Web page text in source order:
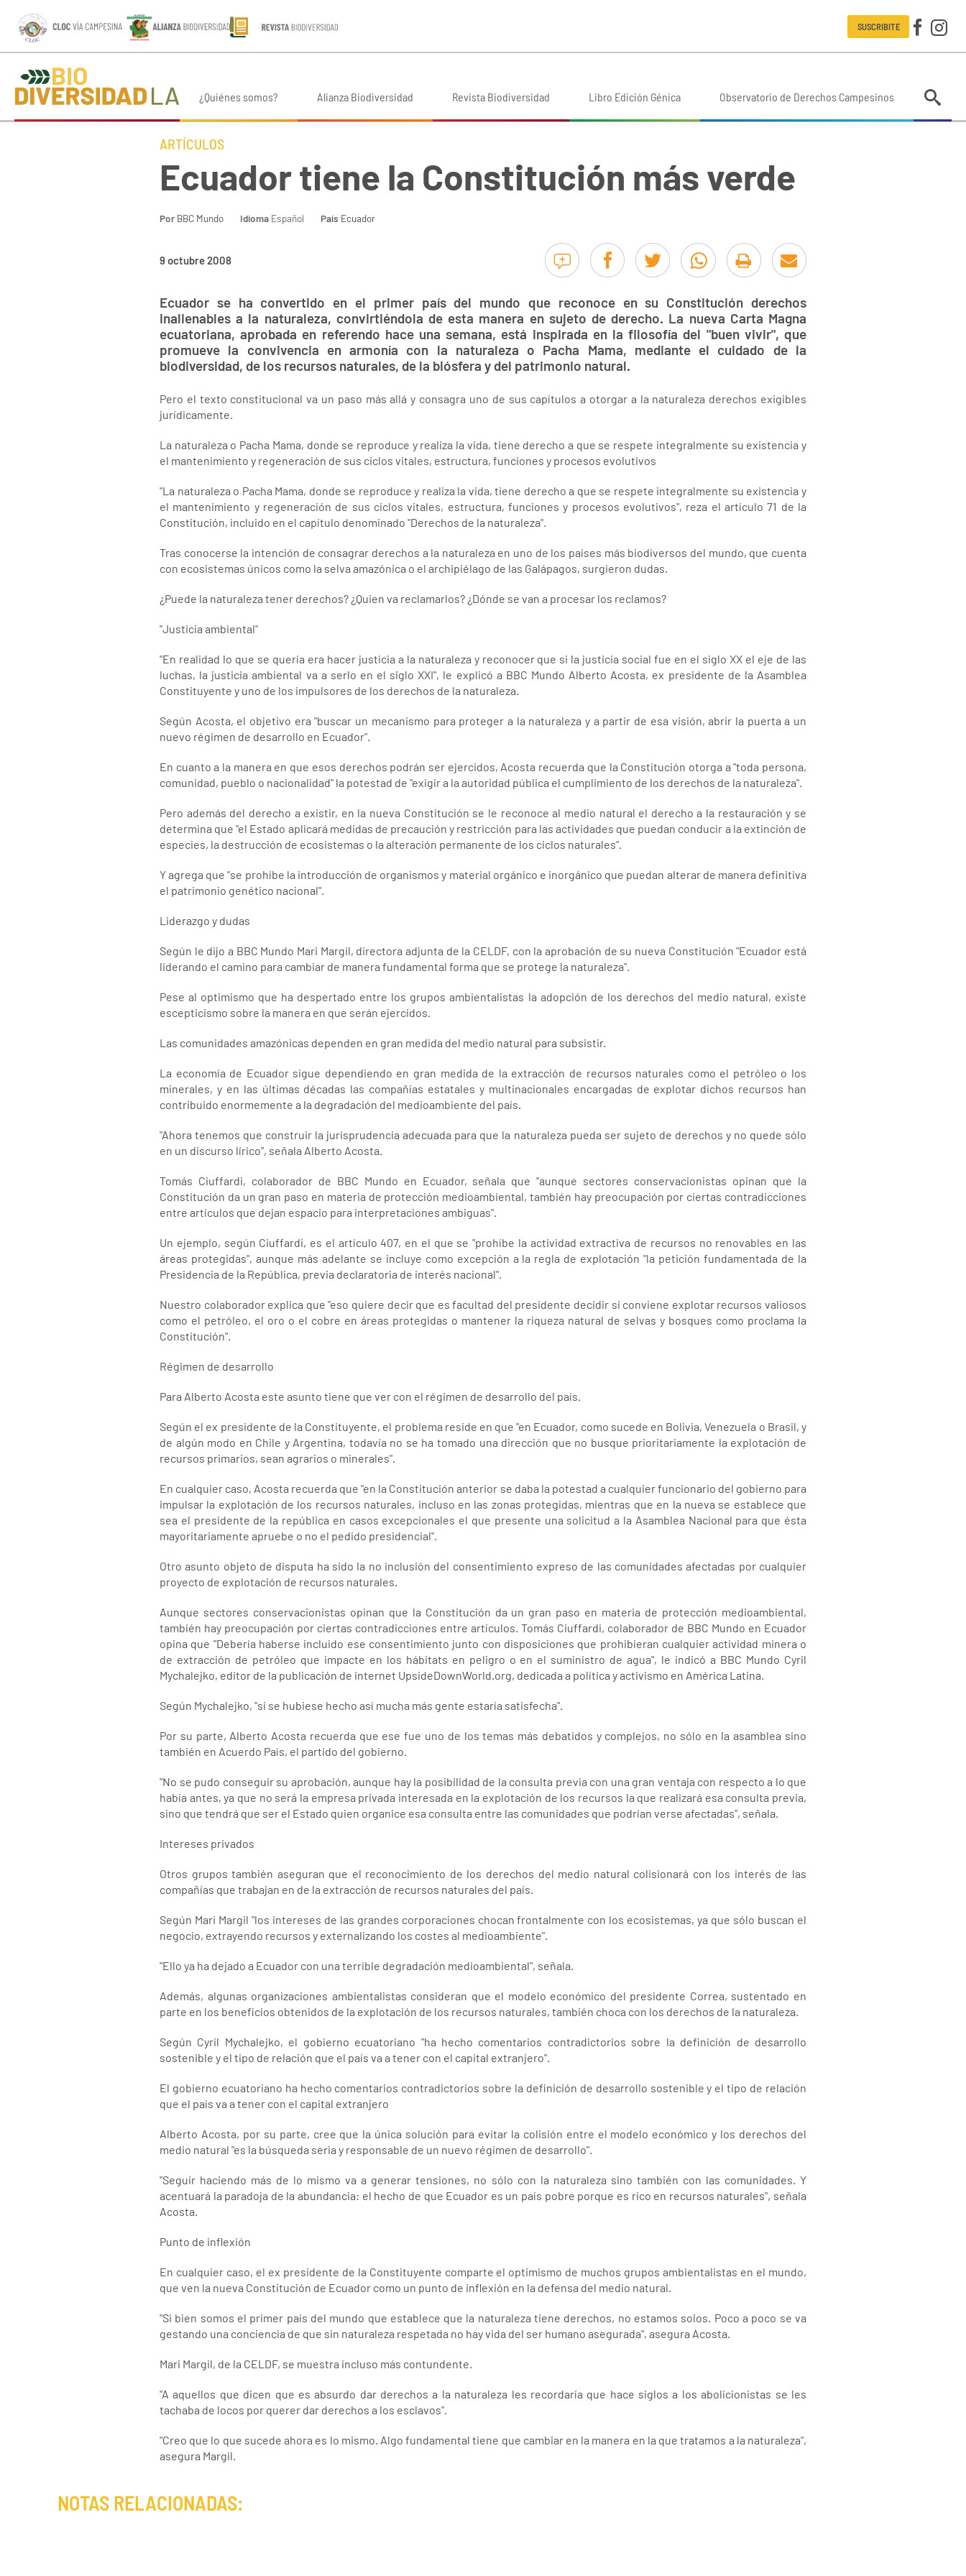
SUSCRIBITE
¿Quiénes somos? Alianza Biodiversidad Revista Biodiversidad Libro Edición Génica Observatorio de Derechos Campesinos
ARTÍCULOS
Ecuador tiene la Constitución más verde
Por BBC Mundo Idioma Español País Ecuador
9 octubre 2008
Ecuador se ha convertido en el primer país del mundo que reconoce en su Constitución derechos
inalienables a la naturaleza, convirtiéndola de esta manera en sujeto de derecho. La nueva Carta Magna
ecuatoriana, aprobada en referendo hace una semana, está inspirada en la filosofía del "buen vivir", que
promueve la convivencia en armonía con la naturaleza o Pacha Mama, mediante el cuidado de la
biodiversidad, de los recursos naturales, de la biósfera y del patrimonio natural.
Pero el texto constitucional va un paso más allá y consagra uno de sus capítulos a otorgar a la naturaleza derechos exigibles
jurídicamente.
La naturaleza o Pacha Mama, donde se reproduce y realiza la vida, tiene derecho a que se respete integralmente su existencia y
el mantenimiento y regeneración de sus ciclos vitales, estructura, funciones y procesos evolutivos
"La naturaleza o Pacha Mama, donde se reproduce y realiza la vida, tiene derecho a que se respete integralmente su existencia y
el mantenimiento y regeneración de sus ciclos vitales, estructura, funciones y procesos evolutivos", reza el artículo 71 de la
Constitución, incluido en el capítulo denominado "Derechos de la naturaleza".
Tras conocerse la intención de consagrar derechos a la naturaleza en uno de los países más biodiversos del mundo, que cuenta
con ecosistemas únicos como la selva amazónica o el archipiélago de las Galápagos, surgieron dudas.
¿Puede la naturaleza tener derechos? ¿Quien va reclamarlos? ¿Dónde se van a procesar los reclamos?
"Justicia ambiental"
"En realidad lo que se quería era hacer justicia a la naturaleza y reconocer que si la justicia social fue en el siglo XX el eje de las
luchas, la justicia ambiental va a serlo en el siglo XXI", le explicó a BBC Mundo Alberto Acosta, ex presidente de la Asamblea
Constituyente y uno de los impulsores de los derechos de la naturaleza.
Según Acosta, el objetivo era "buscar un mecanismo para proteger a la naturaleza y a partir de esa visión, abrir la puerta a un
nuevo régimen de desarrollo en Ecuador".
En cuanto a la manera en que esos derechos podrán ser ejercidos, Acosta recuerda que la Constitución otorga a "toda persona,
comunidad, pueblo o nacionalidad" la potestad de "exigir a la autoridad pública el cumplimiento de los derechos de la naturaleza".
Pero además del derecho a existir, en la nueva Constitución se le reconoce al medio natural el derecho a la restauración y se
determina que "el Estado aplicará medidas de precaución y restricción para las actividades que puedan conducir a la extinción de
especies, la destrucción de ecosistemas o la alteración permanente de los ciclos naturales".
Y agrega que "se prohíbe la introducción de organismos y material orgánico e inorgánico que puedan alterar de manera definitiva
el patrimonio genético nacional".
Liderazgo y dudas
Según le dijo a BBC Mundo Mari Margil, directora adjunta de la CELDF, con la aprobación de su nueva Constitución "Ecuador está
liderando el camino para cambiar de manera fundamental forma que se protege la naturaleza".
Pese al optimismo que ha despertado entre los grupos ambientalistas la adopción de los derechos del medio natural, existe
escepticismo sobre la manera en que serán ejercidos.
Las comunidades amazónicas dependen en gran medida del medio natural para subsistir.
La economía de Ecuador sigue dependiendo en gran medida de la extracción de recursos naturales como el petróleo o los
minerales, y en las últimas décadas las compañías estatales y multinacionales encargadas de explotar dichos recursos han
contribuido enormemente a la degradación del medioambiente del país.
"Ahora tenemos que construir la jurisprudencia adecuada para que la naturaleza pueda ser sujeto de derechos y no quede sólo
en un discurso lírico", señala Alberto Acosta.
Tomás Ciuffardi, colaborador de BBC Mundo en Ecuador, señala que "aunque sectores conservacionistas opinan que la
Constitución da un gran paso en materia de protección medioambiental, también hay preocupación por ciertas contradicciones
entre artículos que dejan espacio para interpretaciones ambiguas".
Un ejemplo, según Ciuffardi, es el artículo 407, en el que se "prohíbe la actividad extractiva de recursos no renovables en las
áreas protegidas", aunque más adelante se incluye como excepción a la regla de explotación "la petición fundamentada de la
Presidencia de la República, previa declaratoria de interés nacional".
Nuestro colaborador explica que "eso quiere decir que es facultad del presidente decidir si conviene explotar recursos valiosos
como el petróleo, el oro o el cobre en áreas protegidas o mantener la riqueza natural de selvas y bosques como proclama la
Constitución".
Régimen de desarrollo
Para Alberto Acosta este asunto tiene que ver con el régimen de desarrollo del país.
Según el ex presidente de la Constituyente, el problema reside en que "en Ecuador, como sucede en Bolivia, Venezuela o Brasil, y
de algún modo en Chile y Argentina, todavía no se ha tomado una dirección que no busque prioritariamente la explotación de
recursos primarios, sean agrarios o minerales".
En cualquier caso, Acosta recuerda que "en la Constitución anterior se daba la potestad a cualquier funcionario del gobierno para
impulsar la explotación de los recursos naturales, incluso en las zonas protegidas, mientras que en la nueva se establece que
sea el presidente de la república en casos excepcionales el que presente una solicitud a la Asamblea Nacional para que ésta
mayoritariamente apruebe o no el pedido presidencial".
Otro asunto objeto de disputa ha sido la no inclusión del consentimiento expreso de las comunidades afectadas por cualquier
proyecto de explotación de recursos naturales.
Aunque sectores conservacionistas opinan que la Constitución da un gran paso en materia de protección medioambiental,
también hay preocupación por ciertas contradicciones entre artículos. Tomás Ciuffardi, colaborador de BBC Mundo en Ecuador
opina que "Debería haberse incluido ese consentimiento junto con disposiciones que prohibieran cualquier actividad minera o
de extracción de petróleo que impacte en los hábitats en peligro o en el suministro de agua", le indicó a BBC Mundo Cyril
Mychalejko, editor de la publicación de internet UpsideDownWorld.org, dedicada a política y activismo en América Latina.
Según Mychalejko, "si se hubiese hecho así mucha más gente estaría satisfecha".
Por su parte, Alberto Acosta recuerda que ese fue uno de los temas más debatidos y complejos, no sólo en la asamblea sino
también en Acuerdo País, el partido del gobierno.
"No se pudo conseguir su aprobación, aunque hay la posibilidad de la consulta previa con una gran ventaja con respecto a lo que
había antes, ya que no será la empresa privada interesada en la explotación de los recursos la que realizará esa consulta previa,
sino que tendrá que ser el Estado quien organice esa consulta entre las comunidades que podrían verse afectadas", señala.
Intereses privados
Otros grupos también aseguran que el reconocimiento de los derechos del medio natural colisionará con los interés de las
compañías que trabajan en de la extracción de recursos naturales del país.
Según Mari Margil "los intereses de las grandes corporaciones chocan frontalmente con los ecosistemas, ya que sólo buscan el
negocio, extrayendo recursos y externalizando los costes al medioambiente".
"Ello ya ha dejado a Ecuador con una terrible degradación medioambiental", señala.
Además, algunas organizaciones ambientalistas consideran que el modelo económico del presidente Correa, sustentado en
parte en los beneficios obtenidos de la explotación de los recursos naturales, también choca con los derechos de la naturaleza.
Según Cyril Mychalejko, el gobierno ecuatoriano "ha hecho comentarios contradictorios sobre la definición de desarrollo
sostenible y el tipo de relación que el país va a tener con el capital extranjero".
El gobierno ecuatoriano ha hecho comentarios contradictorios sobre la definición de desarrollo sostenible y el tipo de relación
que el país va a tener con el capital extranjero
Alberto Acosta, por su parte, cree que la única solución para evitar la colisión entre el modelo económico y los derechos del
medio natural "es la búsqueda seria y responsable de un nuevo régimen de desarrollo".
"Seguir haciendo más de lo mismo va a generar tensiones, no sólo con la naturaleza sino también con las comunidades. Y
acentuará la paradoja de la abundancia: el hecho de que Ecuador es un país pobre porque es rico en recursos naturales", señala
Acosta.
Punto de inflexión
En cualquier caso, el ex presidente de la Constituyente comparte el optimismo de muchos grupos ambientalistas en el mundo,
que ven la nueva Constitución de Ecuador como un punto de inflexión en la defensa del medio natural.
"Si bien somos el primer país del mundo que establece que la naturaleza tiene derechos, no estamos solos. Poco a poco se va
gestando una conciencia de que sin naturaleza respetada no hay vida del ser humano asegurada", asegura Acosta.
Mari Margil, de la CELDF, se muestra incluso más contundente.
"A aquellos que dicen que es absurdo dar derechos a la naturaleza les recordaría que hace siglos a los abolicionistas se les
tachaba de locos por querer dar derechos a los esclavos".
"Creo que lo que sucede ahora es lo mismo. Algo fundamental tiene que cambiar en la manera en la que tratamos a la naturaleza",
asegura Margil.
NOTAS RELACIONADAS: